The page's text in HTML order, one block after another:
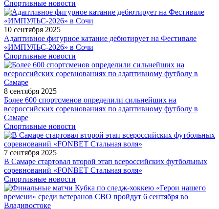
Спортивные новости
10 сентября 2025
Адаптивное фигурное катание дебютирует на Фестивале
«ИМПУЛЬС-2026» в Сочи
Спортивные новости
8 сентября 2025
Более 600 спортсменов определили сильнейших на
всероссийских соревнованиях по адаптивному футболу в
Самаре
Спортивные новости
7 сентября 2025
В Самаре стартовал второй этап всероссийских футбольных
соревнований «FONBET Стальная воля»
Спортивные новости